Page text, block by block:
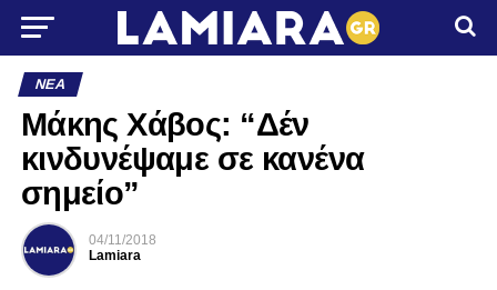
ΝΈΑ
Μάκης Χάβος: “Δέν
κινδυνέψαμε σε κανένα
σημείο”
04/11/2018
Lamiara